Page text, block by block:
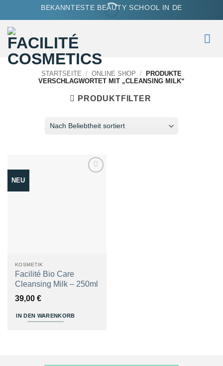
Inhalt
springen
BEKANNTESTE BEAUTY SCHOOL IN DE
STARTSEITE / ONLINE SHOP /
PRODUKTE
VERSCHLAGWORTET MIT „CLEANSING MILK“
PRODUKTFILTER
NEU
KOSMETIK
Facilité Bio Care
Cleansing Milk – 250ml
39,00 €
IN DEN WARENKORB